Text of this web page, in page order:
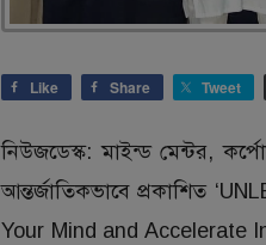
Like Share Tweet
নিউজডেস্ক: মাইন্ড মেন্টর,
আন্তর্জাতিকভাবে প্রকাশিত
Your Mind and Accelerate